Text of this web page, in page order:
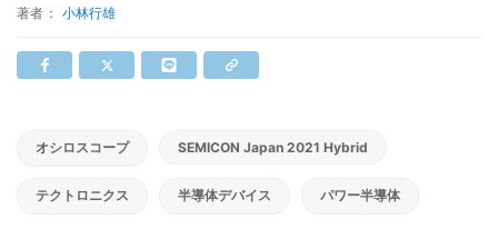
著者： 小林行雄
オシロスコープ SEMICON Japan 2021 Hybrid
テクトロニクス 半導体デバイス パワー半導体